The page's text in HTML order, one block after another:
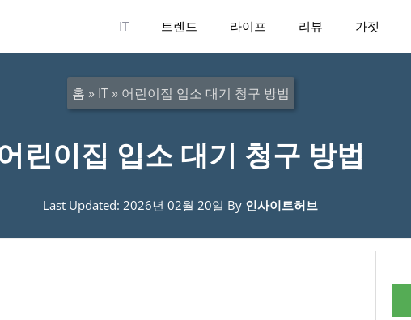
IT 트렌드 라이프 리뷰 가젯
홈 » IT» 어린이집 입소 대기 청구 방법
린이집 입소 대기 청구 방법
Last Updated: 2026년 02월 20일 By 인사이트허브